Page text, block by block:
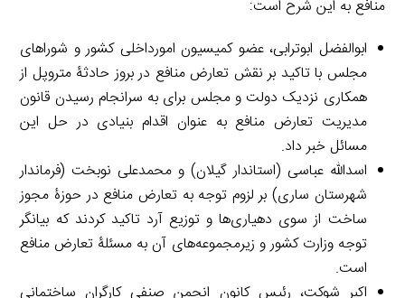
منافع به این شرح است:
ابوالفضل ابوترابی، عضو کمیسیون امورداخلی کشور و شوراهای
مجلس با تاکید بر نقش تعارض منافع در بروز حادثۀ متروپل از
همکاری نزدیک دولت و مجلس برای به سرانجام رسیدن قانون
مدیریت تعارض منافع به عنوان اقدام بنیادی در حل این
مسائل خبر داد.
اسدالله عباسی (استاندار گیلان) و محمدعلی نوبخت (فرماندار
شهرستان ساری) بر لزوم توجه به تعارض منافع در حوزۀ مجوز
ساخت از سوی دهیاری‌ها و توزیع آرد تاکید کردند که بیانگر
توجه وزارت کشور و زیرمجموعه‌های آن به مسئلۀ تعارض منافع
است.